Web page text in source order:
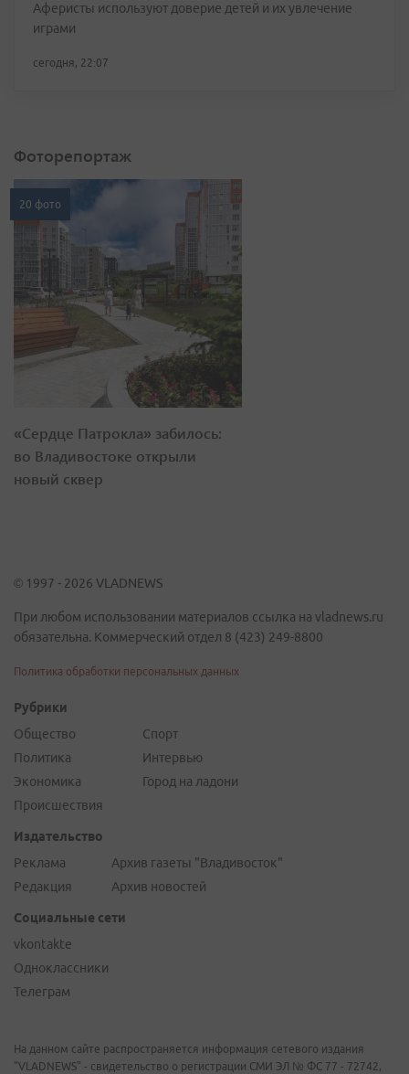
Аферисты используют доверие детей и их увлечение
играми
сегодня, 22:07
Фоторепортаж
20 фото
«Сердце Патрокла» забилось:
во Владивостоке открыли
новый сквер
© 1997 - 2026 VLADNEWS
При любом использовании материалов ссылка на vladnews.ru
обязательна. Коммерческий отдел 8 (423) 249-8800
Политика обработки персональных данных
Рубрики
Общество
Политика
Экономика
Происшествия
Спорт
Интервью
Город на ладони
Издательство
Реклама
Редакция
Архив газеты "Владивосток"
Архив новостей
Социальные сети
vkontakte
Одноклассники
Телеграм
На данном сайте распространяется информация сетевого издания
"VLADNEWS" - свидетельство о регистрации СМИ ЭЛ № ФС 77 - 72742,